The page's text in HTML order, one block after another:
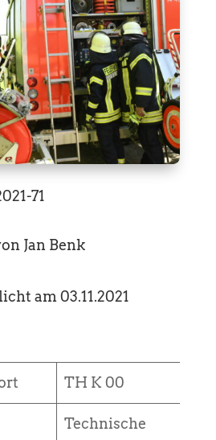
71
Jan Benk
am 03.11.2021
TH K 00
Technische